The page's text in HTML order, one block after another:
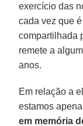
exercício das
cada vez que
compartilhada
remete a
anos.
Em relação a
estamos
em memória